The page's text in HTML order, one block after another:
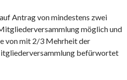
Antrag von mindestens zwei
möglich und
von mit 2/3 Mehrheit der
befürwortet